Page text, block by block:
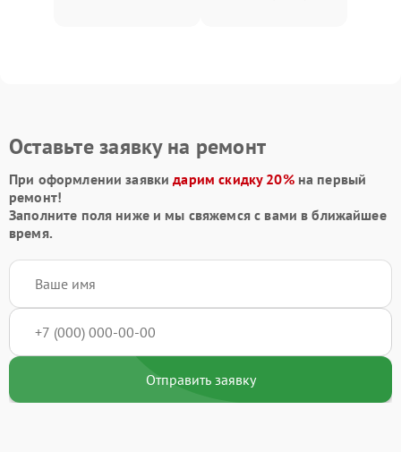
Оставьте заявку на ремонт
При оформлении заявкидарим скидку 20%на первый
ремонт!
Заполните поля ниже и мы свяжемся с вами в ближайшее
время.
Отправить заявку